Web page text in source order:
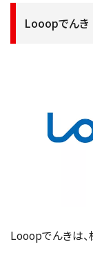
Looopでんき
Looopでんきは